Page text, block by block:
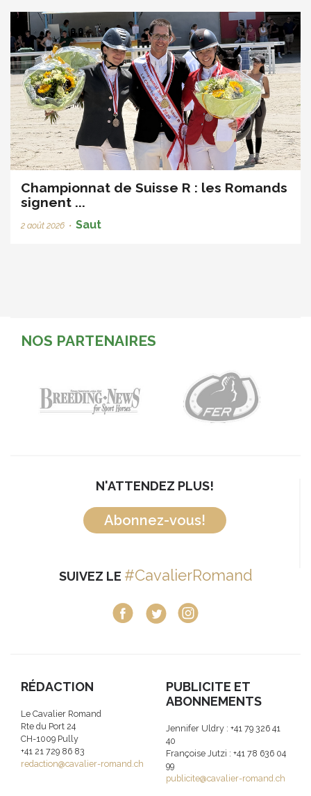
Championnat de Suisse R : les Romands
signent ...
2 août 2026 • Saut
NOS PARTENAIRES
N'ATTENDEZ PLUS!
Abonnez-vous!
SUIVEZ LE #CavalierRomand
RÉDACTION
Le Cavalier Romand
Rte du Port 24
CH-1009 Pully
+41 21 729 86 83
redaction@cavalier-romand.ch
PUBLICITE ET
ABONNEMENTS
Jennifer Uldry : +41 79 326 41
40
Françoise Jutzi : +41 78 636 04
99
publicite@cavalier-romand.ch